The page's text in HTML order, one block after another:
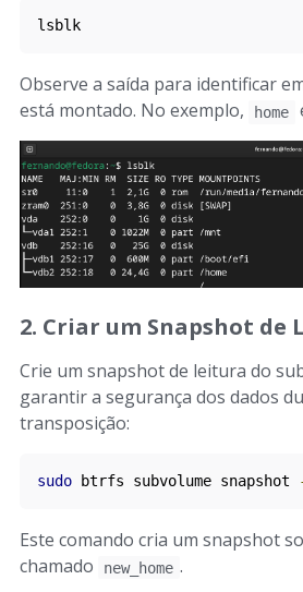
lsblk
Observe a saída para identificar
está montado. No exemplo, home
2. Criar um Snapshot de
Crie um snapshot de leitura do
garantir a segurança dos dados
transposição:
sudo btrfs subvolume snapshot
Este comando cria um snapshot
chamado
new_home .